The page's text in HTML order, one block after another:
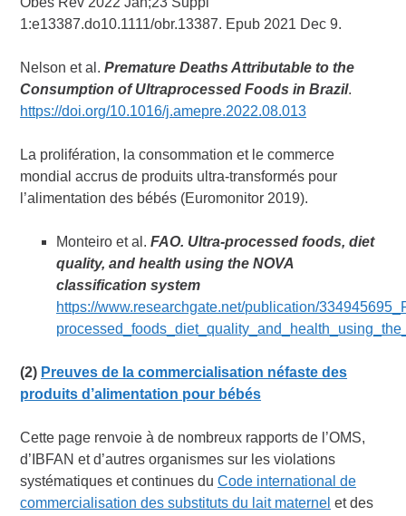
1:e13387.do10.1111/obr.13387. Epub 2021 Dec 9.
Nelson et al.Premature Deaths Attributable to the
Consumption of Ultraprocessed Foods in Brazil.
https://doi.org/10.1016/j.amepre.2022.08.013
La prolifération, la consommation et le commerce
mondial accrus de produits ultra-transformés pour
l’alimentation des bébés (Euromonitor 2019).
Monteiro et al.FAO. Ultra-processed foods, diet
quality, and health using the NOVA
classification system
https://www.researchgate.net/publication/
(2) Preuves de la commercialisation néfaste des
produits d’alimentation pour bébés
Cette page renvoie à de nombreux rapports de l’OMS,
d’IBFAN et d’autres organismes sur les violations
systématiques et continues duCode international de
commercialisation des substituts du lait maternel et des